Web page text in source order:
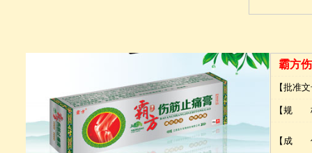
霸方
【批准
【规
【成